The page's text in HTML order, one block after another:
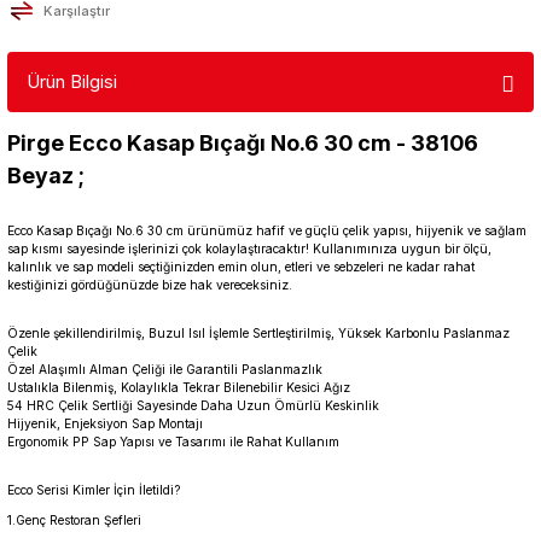
Karşılaştır
Ürün Bilgisi
Pirge Ecco Kasap Bıçağı No.6 30 cm - 38106
Beyaz ;
Ecco Kasap Bıçağı No.6 30 cm ürünümüz hafif ve güçlü çelik yapısı, hijyenik ve sağlam
sap kısmı sayesinde işlerinizi çok kolaylaştıracaktır! Kullanımınıza uygun bir ölçü,
kalınlık ve sap modeli seçtiğinizden emin olun, etleri ve sebzeleri ne kadar rahat
kestiğinizi gördüğünüzde bize hak vereceksiniz.
Özenle şekillendirilmiş, Buzul Isıl İşlemle Sertleştirilmiş, Yüksek Karbonlu Paslanmaz
Çelik
Özel Alaşımlı Alman Çeliği ile Garantili Paslanmazlık
Ustalıkla Bilenmiş, Kolaylıkla Tekrar Bilenebilir Kesici Ağız
54 HRC Çelik Sertliği Sayesinde Daha Uzun Ömürlü Keskinlik
Hijyenik, Enjeksiyon Sap Montajı
Ergonomik PP Sap Yapısı ve Tasarımı ile Rahat Kullanım
Ecco Serisi Kimler İçin İletildi?
1.Genç Restoran Şefleri